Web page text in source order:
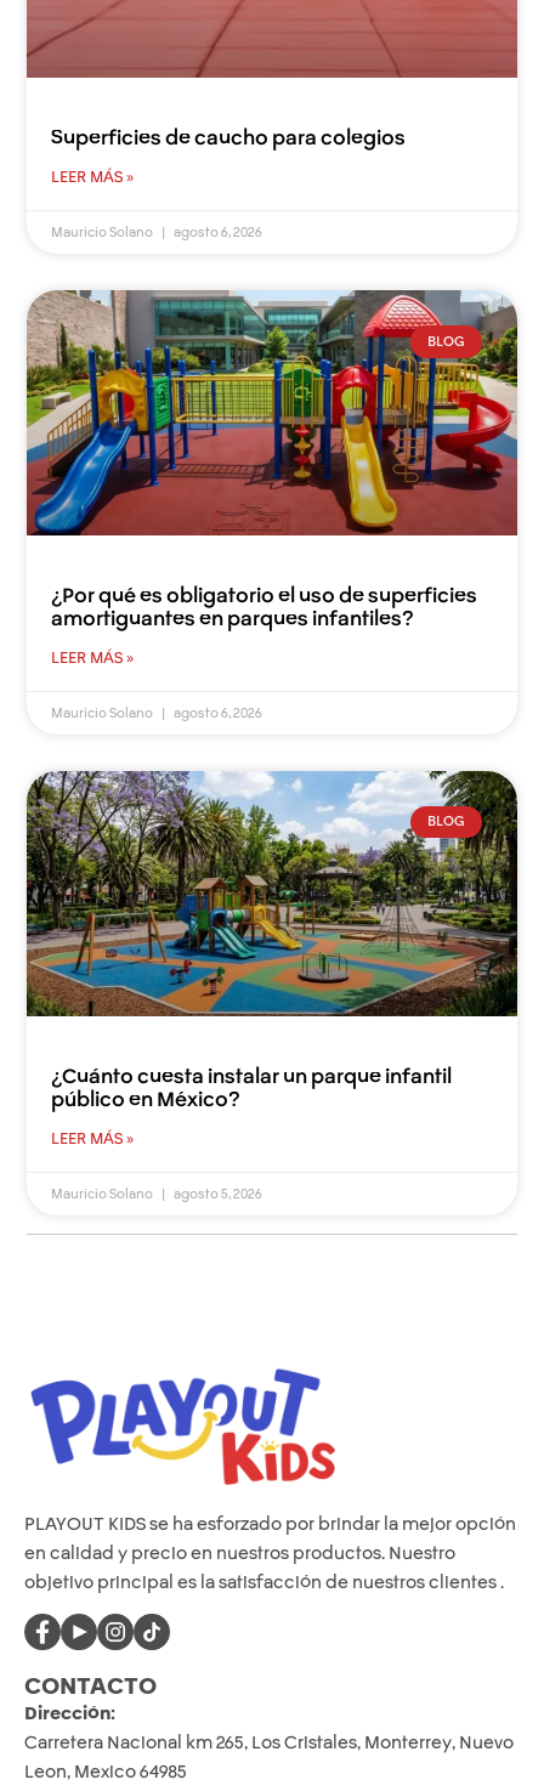
Superficies de caucho para colegios
LEER MÁS »
Mauricio Solano agosto 6, 2026
BLOG
¿Por qué es obligatorio el uso de superficies
amortiguantes en parques infantiles?
LEER MÁS »
Mauricio Solano agosto 6, 2026
BLOG
¿Cuánto cuesta instalar un parque infantil
público en México?
LEER MÁS »
Mauricio Solano agosto 5, 2026
PLAYOUT KIDS se ha esforzado por brindar la mejor opción
en calidad y precio en nuestros productos. Nuestro
objetivo principal es la satisfacción de nuestros clientes .
CONTACTO
Dirección:
Carretera Nacional km 265, Los Cristales, Monterrey, Nuevo
Leon, Mexico 64985